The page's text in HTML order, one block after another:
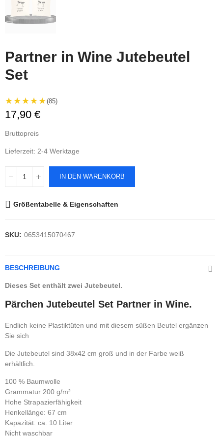
Partner in Wine Jutebeutel
Set
★★★★★(85)
17,90 €
Bruttopreis
Lieferzeit: 2-4 Werktage
IN DEN WARENKORB
Größentabelle & Eigenschaften
SKU: 0653415070467
BESCHREIBUNG
Dieses Set enthält zwei Jutebeutel.
Pärchen Jutebeutel Set Partner in Wine.
Endlich keine Plastiktüten und mit diesem süßen Beutel ergänzen
Sie sich
Die Jutebeutel sind 38x42 cm groß und in der Farbe weiß
erhältlich.
100 % Baumwolle
Grammatur 200 g/m²
Hohe Strapazierfähigkeit
Henkellänge: 67 cm
Kapazität: ca. 10 Liter
Nicht waschbar